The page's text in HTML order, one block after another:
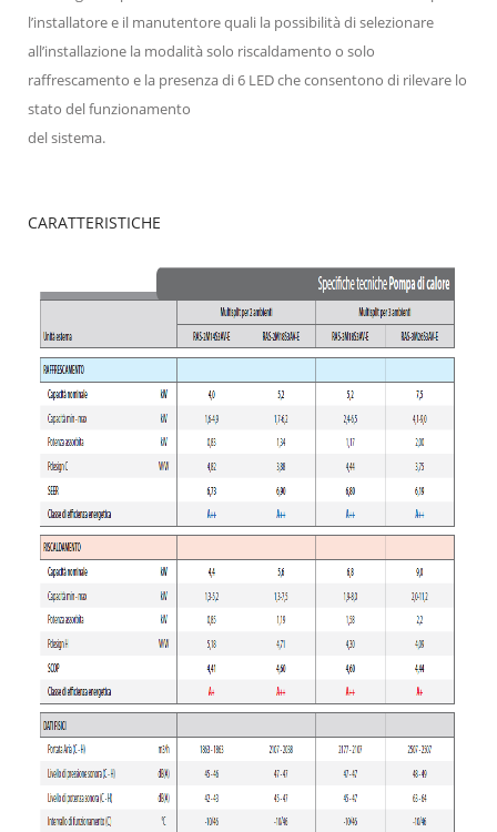
l’installatore e il manutentore quali la possibilità di selezionare
all’installazione la modalità solo riscaldamento o solo
raffrescamento e la presenza di 6 LED che consentono di rilevare lo
stato del funzionamento
del sistema.
CARATTERISTICHE